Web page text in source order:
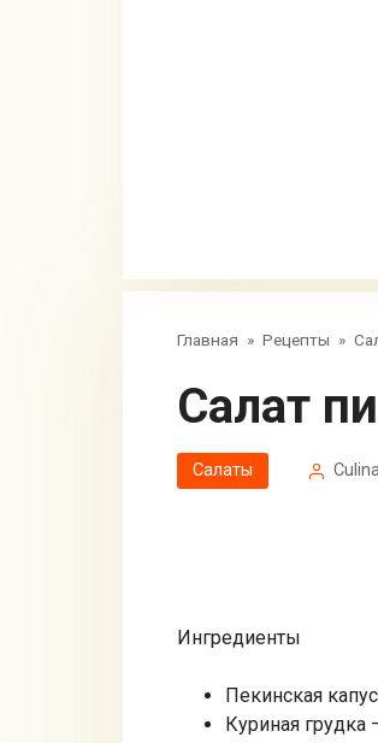
Главная » Рецепты »
Салат
Салаты
Ингредиенты
Пекинская
Куриная грудка